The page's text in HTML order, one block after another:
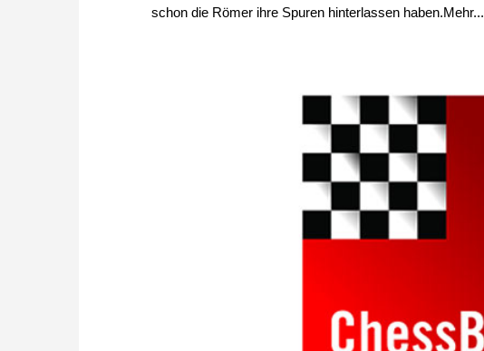
schon die Römer ihre Spuren hinterlassen haben.Mehr...